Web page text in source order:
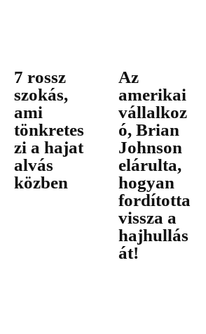
7 rossz
szokás,
ami
tönkretes
zi a hajat
alvás
közben
Az
amerikai
vállalkoz
ó, Brian
Johnson
elárulta,
hogyan
fordította
vissza a
hajhullás
át!